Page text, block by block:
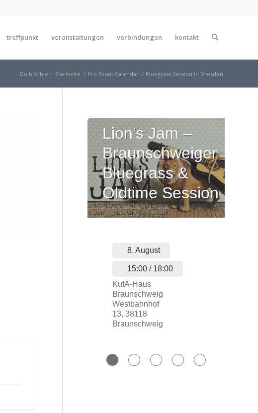
treffpunkt veranstaltungen verbindungen kontakt
Du bist hier: Startseite / Pro Event Calendar / Bluegrass Session in Dresden
Lion’s Jam –
Braunschweiger
Bluegrass &
Oldtime Session
8. August
15:00 / 18:00
KufA-Haus
Braunschweig
Westbahnhof
13, 38118
Braunschweig